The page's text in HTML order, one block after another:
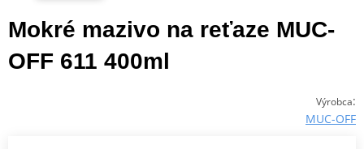
Mokré mazivo na reťaze MUC-
OFF 611 400ml
Výrobca:
MUC-OFF